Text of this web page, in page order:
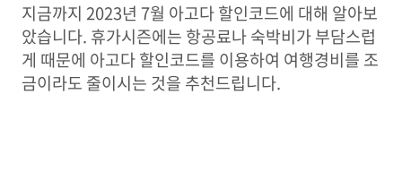
지금까지 2023년 7월 아고다 할인코드에 대해 알아보
았습니다. 휴가시즌에는 항공료나 숙박비가 부담스럽
게 때문에 아고다 할인코드를 이용하여 여행경비를 조
금이라도 줄이시는 것을 추천드립니다.